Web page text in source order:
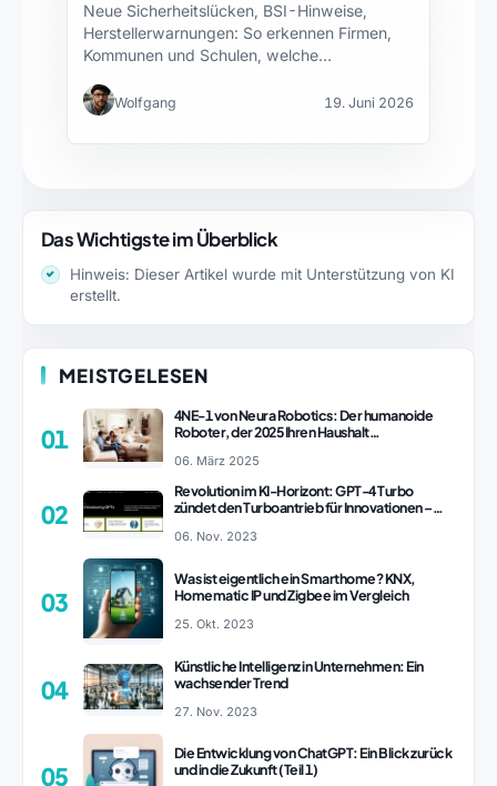
Neue Sicherheitslücken, BSI-Hinweise,
Herstellerwarnungen: So erkennen Firmen,
Kommunen und Schulen, welche
Wolfgang 19. Juni 2026
Das Wichtigste im Überblick
Hinweis: Dieser Artikel wurde mit Unterstützung von KI
erstellt.
MEISTGELESEN
01
4NE-1 von Neura Robotics: Der humanoide
Roboter, der 2025 Ihren Haushalt
06. März 2025
02
Revolution im KI-Horizont: GPT-4 Turbo
zündet den Turboantrieb für Innovationen –
06. Nov. 2023
03
Was ist eigentlich ein Smarthome? KNX,
Homematic IP und Zigbee im Vergleich
25. Okt. 2023
04
Künstliche Intelligenz in Unternehmen: Ein
wachsender Trend
27. Nov. 2023
05
Die Entwicklung von ChatGPT: Ein Blick zurück
und in die Zukunft (Teil 1)